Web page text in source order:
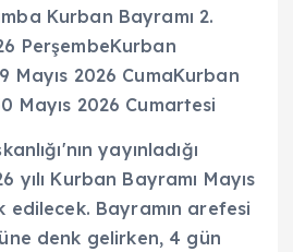
Kurban Bayramı 2.
PerşembeKurban
Mayıs 2026 CumaKurban
Mayıs 2026 Cumartesi
yayınladığı
yılı Kurban Bayramı Mayıs
edilecek. Bayramın arefesi
denk gelirken, 4 gün